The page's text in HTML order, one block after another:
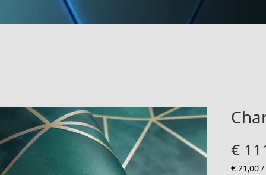
€
€ 21,00 /